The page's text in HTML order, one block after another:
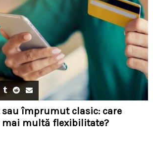
sau împrumut clasic: care
mai multă flexibilitate?